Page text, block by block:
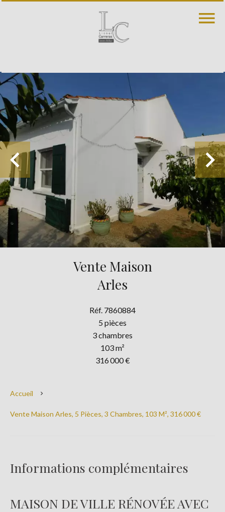
Vente Maison
Arles
Réf. 7860884
5 pièces
3 chambres
103 m²
316 000 €
Accueil
Vente Maison Arles, 5 Pièces, 3 Chambres, 103 M², 316 000 €
Informations complémentaires
MAISON DE VILLE RÉNOVÉE AVEC